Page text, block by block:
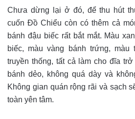
Chưa dừng lại ở đó, để thu hút
cuốn Đồ Chiểu còn có thêm cả
bánh đậu biếc rất bắt mắt. Màu
biếc, màu vàng bánh trứng, màu
truyền thống, tất cả làm cho đĩa
bánh dẻo, không quá dày và
Không gian quán rộng rãi và sạch
toàn yên tâm.